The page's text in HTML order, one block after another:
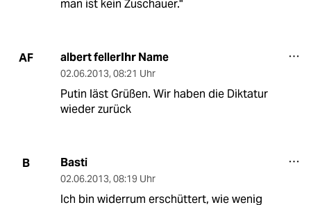
man ist kein Zuschauer."
AF albert fellerIhr Name
02.06.2013, 08:21 Uhr
Putin läst Grüßen. Wir haben die Diktatur
wieder zurück
B Basti
02.06.2013, 08:19 Uhr
Ich bin widerrum erschüttert, wie wenig